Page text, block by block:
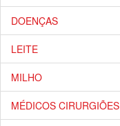
DOENÇAS
LEITE
MILHO
MÉDICOS CIRURGIÕES